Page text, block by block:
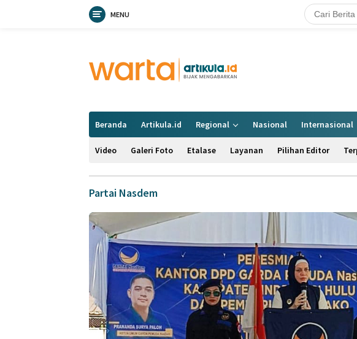
MENU
Beranda Artikula.id Regional Nasional Internasional
Video Galeri Foto Etalase Layanan Pilihan Editor
Partai Nasdem